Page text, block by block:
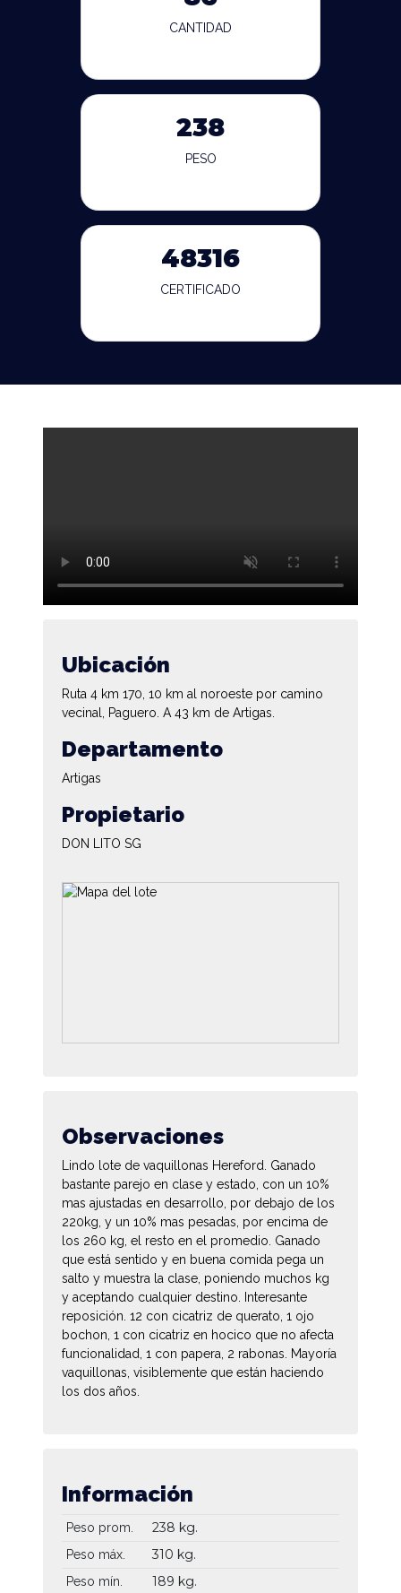
CANTIDAD
238
PESO
48316
CERTIFICADO
Ubicación
Ruta 4 km 170, 10 km al noroeste por camino
vecinal, Paguero. A 43 km de Artigas.
Departamento
Artigas
Propietario
DON LITO SG
Observaciones
Lindo lote de vaquillonas Hereford. Ganado
bastante parejo en clase y estado, con un 10%
mas ajustadas en desarrollo, por debajo de los
220kg, y un 10% mas pesadas, por encima de
los 260 kg, el resto en el promedio. Ganado
que está sentido y en buena comida pega un
salto y muestra la clase, poniendo muchos kg
y aceptando cualquier destino. Interesante
reposición. 12 con cicatriz de querato, 1 ojo
bochon, 1 con cicatriz en hocico que no afecta
funcionalidad, 1 con papera, 2 rabonas. Mayoría
vaquillonas, visiblemente que están haciendo
los dos años.
Información
Peso prom. 238 kg.
Peso máx. 310 kg.
Peso mín. 189 kg.